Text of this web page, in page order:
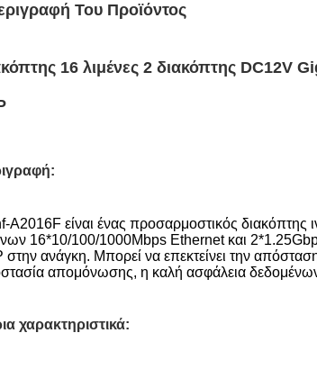
Του Προϊόντος
16 λιμένες 2 διακόπτης
:
A2016F είναι ένας προσαρμοστικός
16*10/100/1000Mbps Ethernet και
στην ανάγκη. Μπορεί να επεκτείνει την
απομόνωσης, η καλή ασφάλεια
χαρακτηριστικά: